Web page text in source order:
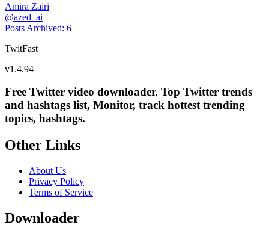
Amira Zairi
@azed_ai
Posts Archived: 6
TwitFast
v1.4.94
Free Twitter video downloader. Top Twitter trends
and hashtags list, Monitor, track hottest trending
topics, hashtags.
Other Links
About Us
Privacy Policy
Terms of Service
Downloader